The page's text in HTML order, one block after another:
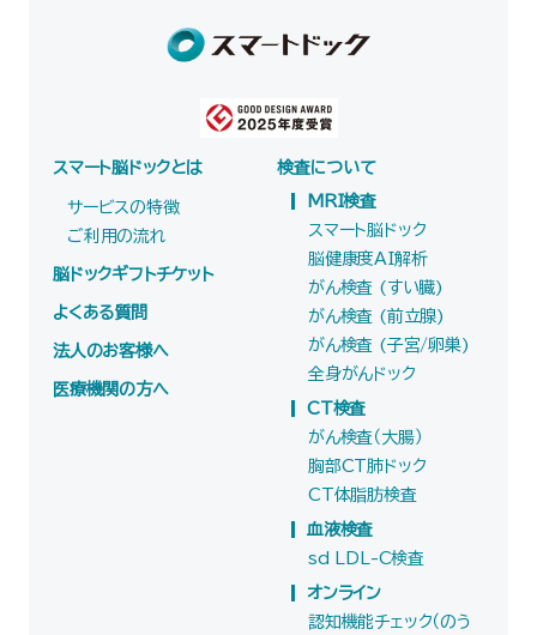
スマート脳ドックとは
サービスの特徴
ご利用の流れ
脳ドックギフトチケット
よくある質問
法人のお客様へ
医療機関の方へ
検査について
MRI検査
スマート脳ドック
脳健康度AI解析
がん検査 (すい臓)
がん検査 (前立腺)
がん検査 (子宮/卵巣)
全身がんドック
CT検査
がん検査（大腸）
胸部CT肺ドック
CT体脂肪検査
血液検査
sd LDL-C検査
オンライン
認知機能チェック（のう